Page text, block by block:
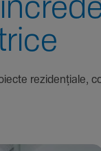
proiecte